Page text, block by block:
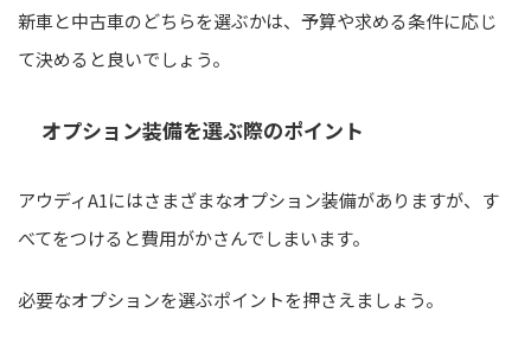
新車と中古車のどちらを選ぶかは、予算や求める条件に応じ
て決めると良いでしょう。
オプション装備を選ぶ際のポイント
アウディA1にはさまざまなオプション装備がありますが、す
べてをつけると費用がかさんでしまいます。
必要なオプションを選ぶポイントを押さえましょう。